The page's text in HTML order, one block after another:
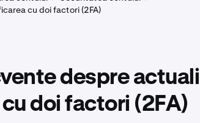
cu doi factori (2FA)
despre
doi factori (2FA)